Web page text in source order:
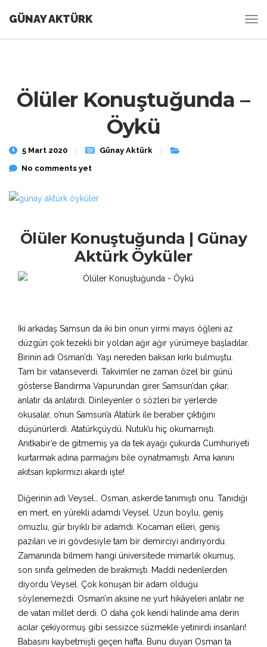
GÜNAY AKTÜRK
Ölüler Konuştuğunda –
Öykü
5 Mart 2020
Günay Aktürk
No comments yet
Ölüler Konuştuğunda | Günay
Aktürk Öyküler
İki arkadaş Samsun da iki bin onun yirmi mayıs öğleni az
düzgün çok tezekli bir yoldan ağır ağır yürümeye başladılar.
Birinin adı Osman’dı. Yaşı nereden baksan kırkı bulmuştu.
Tam bir vatanseverdi. Takvimler ne zaman özel bir günü
gösterse Bandırma Vapurundan girer Samsun’dan çıkar,
anlatır da anlatırdı. Dinleyenler o sözleri bir yerlerde
okusalar, o’nun Samsun’a Atatürk ile beraber çıktığını
düşünürlerdi. Atatürkçüydü. Nutuk’u hiç okumamıştı.
Anıtkabir’e de gitmemiş ya da tek ayağı çukurda Cumhuriyeti
kurtarmak adına parmağını bile oynatmamıştı. Ama kanını
akıtsan kıpkırmızı akardı işte!
Diğerinin adı Veysel… Osman, askerde tanımıştı onu. Tanıdığı
en mert, en yürekli adamdı Veysel. Uzun boylu, geniş
omuzlu, gür bıyıklı bir adamdı. Kocaman elleri, geniş
pazıları ve iri gövdesiyle tam bir demirciyi andırıyordu.
Zamanında bilmem hangi üniversitede mimarlık okumuş,
son sınıfa gelmeden de bırakmıştı. Maddi nedenlerden
diyordu Veysel. Çok konuşan bir adam olduğu
söylenemezdi. Osman’ın aksine ne yurt hikâyeleri anlatır ne
de vatan millet derdi. O daha çok kendi halinde ama derin
acılar çekiyormuş gibi sessizce süzmekle yetinirdi insanları!
Babasını kaybetmişti geçen hafta. Bunu duyan Osman ta